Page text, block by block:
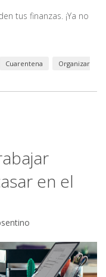
tus finanzas. ¡Ya no
Cuarentena
Organizar
en el